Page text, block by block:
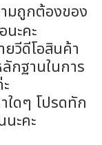
มถูกต้องของ
ะคะ
วีดีโอสินค้า
กฐานในการ
ดๆ โปรดทัก
ะคะ